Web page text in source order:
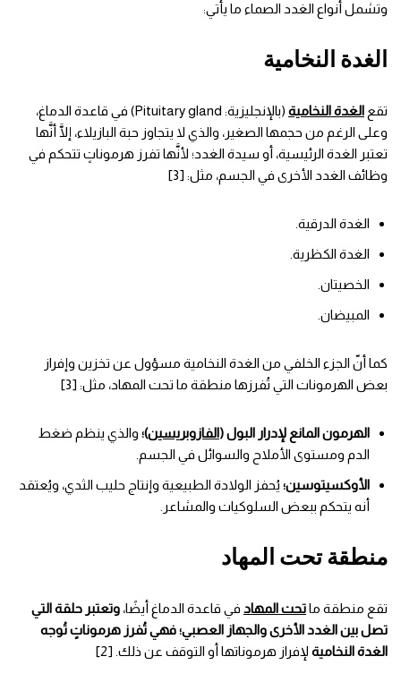
وتشمل أنواع الغدد الصماء ما يأتي:
الغدة النخامية
تقع الغدة النخامية
(بالإنجليزية: Pituitary gland) في قاعدة الدماغ،
وعلى الرغم من حجمها الصغير، والذي لا يتجاوز حبة البازيلاء، إلَّا أنَّها
تعتبر الغدة الرئيسية، أو سيدة الغدد؛ لأنَّها تفرز هرموناتٍ تتحكم في
وظائف الغدد الأخرى في الجسم، مثل: [3]
الغدة الدرقية.
الغدة الكظرية.
الخصيتان.
المبيضان.
كما أنّ الجزء الخلفي من الغدة النخامية مسؤول عن تخزين وإفراز
بعض الهرمونات التي تُفرزها منطقة ما تحت المهاد، مثل: [3]
الهرمون المانع لإدرار البول (الفازوبريسين)؛ والذي ينظم ضغط
الدم ومستوى الأملاح والسوائل في الجسم.
الأوكسيتوسين؛ يُحفز الولادة الطبيعية وإنتاج حليب الثدي، ويُعتقد
أنه يتحكم ببعض السلوكيات والمشاعر.
منطقة تحت المهاد
تقع منطقة ماتحت المهاد في قاعدة الدماغ أيضًا، وتعتبر حلقة التي
تصل بين الغدد الأخرى والجهاز العصبي؛ فهي تُفرز هرموناتٍ تُوجه
الغدة النخامية لإفراز هرموناتها أو التوقف عن ذلك. [2]